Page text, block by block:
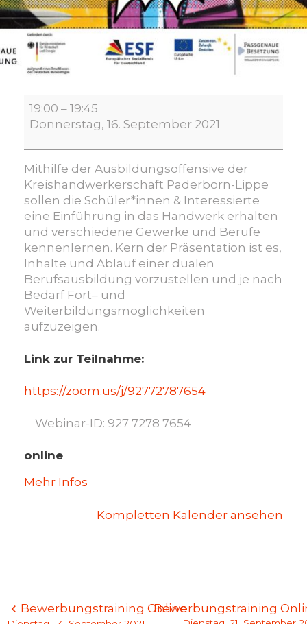
Handwerk
orientiert
deine
Karriere
im
Handwerk!
19:00 – 19:45
Donnerstag, 16. September 2021
Mithilfe der Ausbildungsoffensive der
Kreishandwerkerschaft Paderborn-Lippe
sollen die Schüler*innen & Interessierte
eine Einführung in das Handwerk erhalten
und verschiedene Gewerke und Berufe
kennenlernen. Kern der Präsentation ist es,
Inhalte und Ablauf einer dualen
Berufsausbildung vorzustellen und je nach
Bedarf Fort– und
Weiterbildungsmöglichkeiten
aufzuzeigen.
Link zur Teilnahme:
https://zoom.us/j/92772787654
Webinar-ID: 927 7278 7654
online
Mehr Infos
Kompletten Kalender ansehen
Beitragsnavigation
Bewerbungstraining OnlineBewerbungstraining